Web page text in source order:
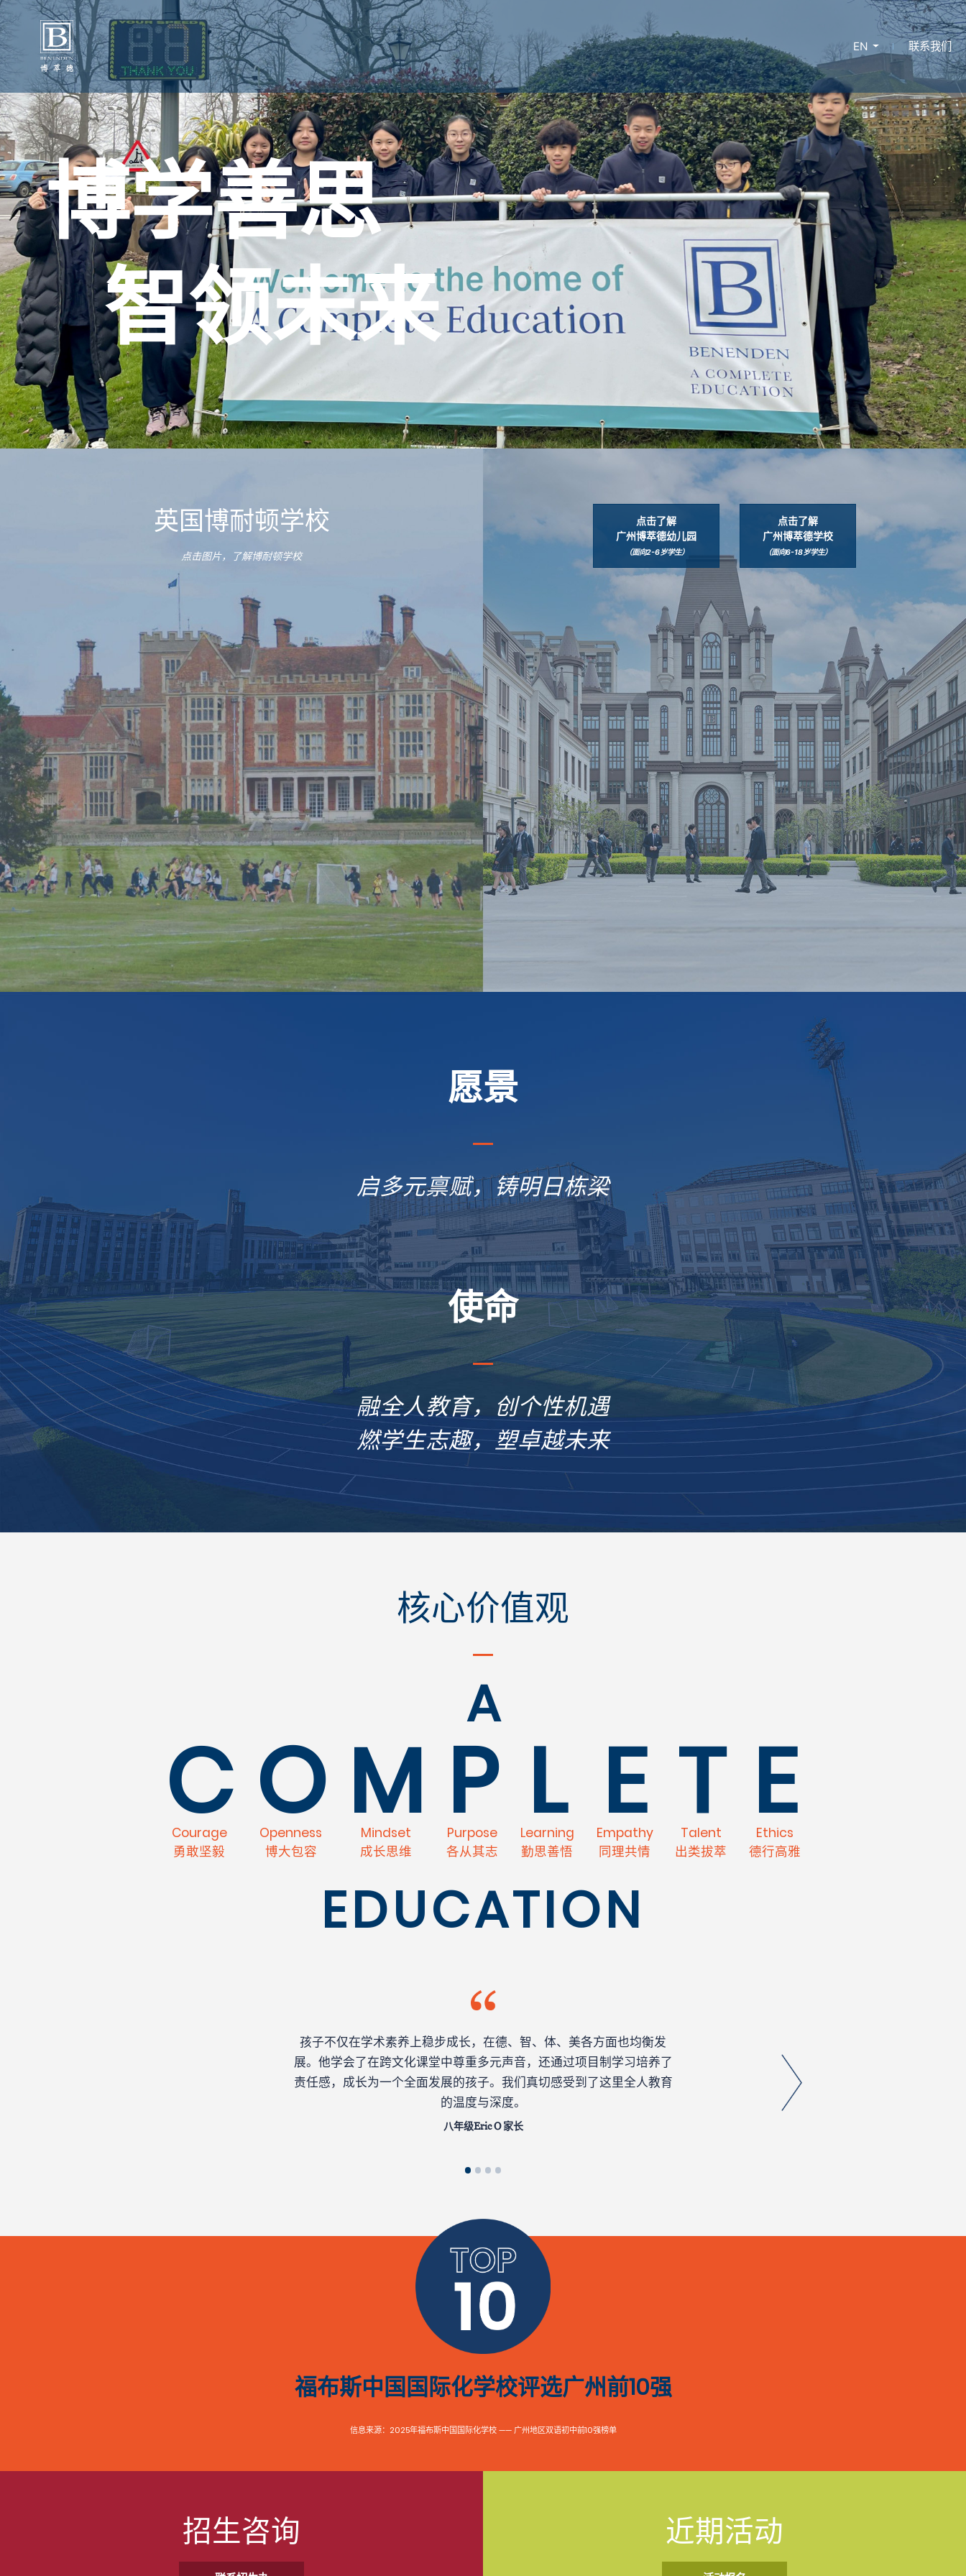
EN 联系我们
英国博耐顿学校
点击图片，了解博耐顿学校
点击了解
广州博萃德幼儿园
（面向2-6岁学生）
点击了解
广州博萃德学校
（面向6-18岁学生）
愿景
启多元禀赋，铸明日栋梁
使命
融全人教育，创个性机遇
燃学生志趣，塑卓越未来
核心价值观
A
C
Courage
勇敢坚毅
O
Openness
博大包容
M
Mindset
成长思维
P
Purpose
各从其志
L
Learning
勤思善悟
E
Empathy
同理共情
T
Talent
出类拔萃
E
Ethics
德行高雅
EDUCATION
孩子不仅在学术素养上稳步成长，在德、智、体、美各方面也均衡发
展。他学会了在跨文化课堂中尊重多元声音，还通过项目制学习培养了
责任感，成长为一个全面发展的孩子。我们真切感受到了这里全人教育
的温度与深度。
八年级Eric O 家长
细了解过中西方不同的教育体系。博萃德严谨的学
创造的良好教育条件，让我们觉得为Oren做出
福布斯中国国际化学校评选广州前10强
信息来源：2025年福布斯中国国际化学校 —— 广州地区双语初中前10强榜单
招生咨询 近期活动